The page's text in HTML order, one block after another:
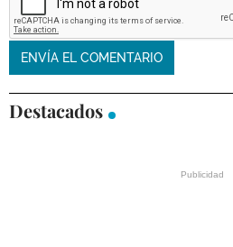
Destacados